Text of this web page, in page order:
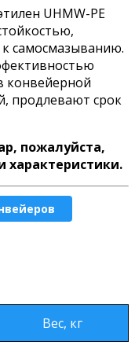
UHMW-PE
самосмазыванию.
конвейерной
продлевают срок
пожалуйста,
характеристики.
Вес, кг